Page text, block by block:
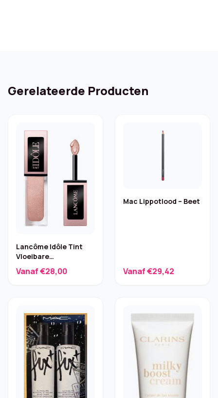
Gerelateerde Producten
Lancôme Idôle Tint
Vloeibare
Oogschaduw – 02
Desert Sand
Vanaf €28,00
Mac Lippotlood – Beet
Vanaf €29,42